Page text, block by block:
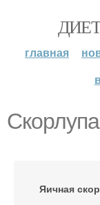
главная
Яичная